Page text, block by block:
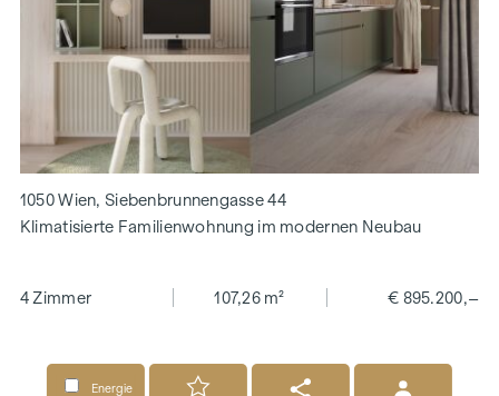
1050 Wien, Siebenbrunnengasse 44
Klimatisierte Familienwohnung im modernen Neubau
4 Zimmer 107,26 m² € 895.200,–
Energie